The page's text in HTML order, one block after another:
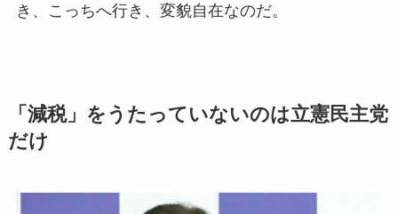
き、こっちへ行き、変貌自在なのだ。
「減税」をうたっていないのは立憲民主党
だけ